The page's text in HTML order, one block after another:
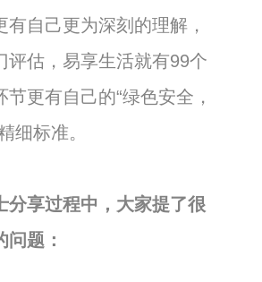
有自己更为深刻的理解，
评估，易享生活就有99个
更有自己的“绿色安全，
细标准。
分享过程中，大家提了很
问题：